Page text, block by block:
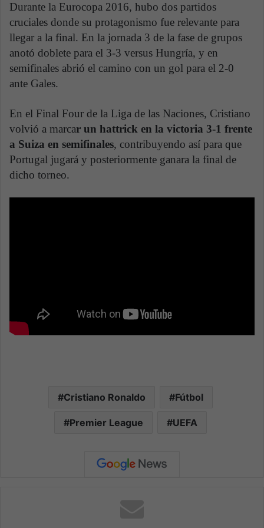
Durante la Eurocopa 2016, hubo dos partidos
cruciales donde su protagonismo fue relevante para
llegar a la final. En la jornada 3 de la fase de grupos
anotó doblete para el 3-3 versus Hungría, y en
semifinales abrió el camino con un gol para el 2-0
ante Gales.
En el Final Four de la Liga de las Naciones, Cristiano
volvió a marcar un hattrick en la victoria 3-1 frente
a Suiza en semifinales, contribuyendo así para que
Portugal jugará y posteriormente ganara la final de
dicho torneo.
Cristiano Ronaldo Fútbol
Premier League UEFA